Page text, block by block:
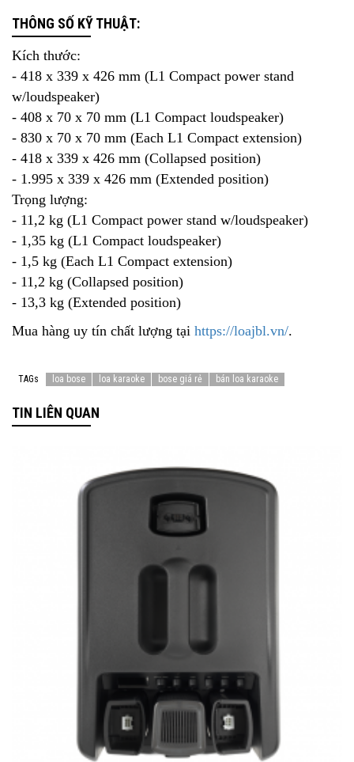
THÔNG SỐ KỸ THUẬT:
Kích thước:
- 418 x 339 x 426 mm (L1 Compact power stand
w/loudspeaker)
- 408 x 70 x 70 mm (L1 Compact loudspeaker)
- 830 x 70 x 70 mm (Each L1 Compact extension)
- 418 x 339 x 426 mm (Collapsed position)
- 1.995 x 339 x 426 mm (Extended position)
Trọng lượng:
- 11,2 kg (L1 Compact power stand w/loudspeaker)
- 1,35 kg (L1 Compact loudspeaker)
- 1,5 kg (Each L1 Compact extension)
- 11,2 kg (Collapsed position)
- 13,3 kg (Extended position)
Mua hàng uy tín chất lượng tại https://loajbl.vn/.
TAGs loa bose loa karaoke bose giá rẻ bán loa karaoke
TIN LIÊN QUAN